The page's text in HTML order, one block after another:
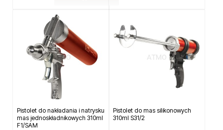
Pistolet do nakładania i natrysku
mas jednoskładnikowych 310ml
F1/SAM
Pistolet do mas silikonowych
310ml S31/2